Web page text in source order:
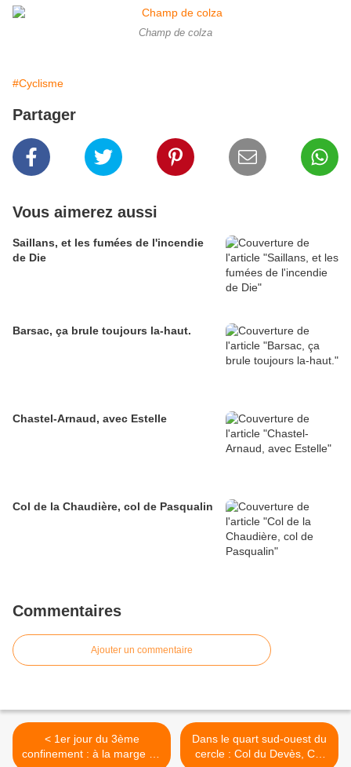
Champ de colza
#Cyclisme
Partager
Vous aimerez aussi
Saillans, et les fumées de l'incendie
de Die
Barsac, ça brule toujours la-haut.
Chastel-Arnaud, avec Estelle
Col de la Chaudière, col de Pasqualin
Commentaires
Ajouter un commentaire
< 1er jour du 3ème
confinement : à la marge du
Dans le quart sud-ouest du
cercle : Col du Devès, Col